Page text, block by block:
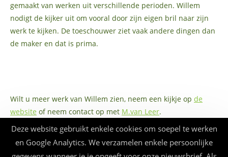
gemaakt van werken uit verschillende perioden. Willem
nodigt de kijker uit om vooral door zijn eigen bril naar zijn
werk te kijken. De toeschouwer ziet vaak andere dingen dan
de maker en dat is prima.
Wilt u meer werk van Willem zien, neem een kijkje op de
website of neem contact op met M.van Leer.
Het werk is te zien in het Beauforthuis van 19 april tot 14
juni 2024.
Deze website gebruikt enkele cookies om soepel te werken
en Google Analytics. We verzamelen enkele persoonlijke